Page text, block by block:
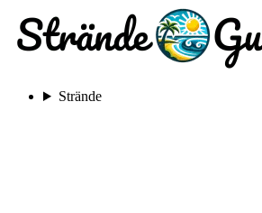
Strände